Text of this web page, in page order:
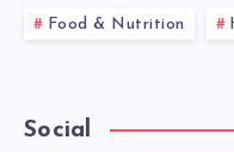
Food & Nutrition
Social